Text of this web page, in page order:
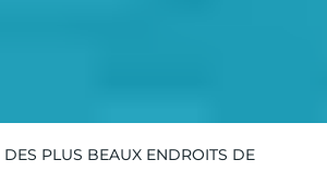
PLUS BEAUX ENDROITS DE